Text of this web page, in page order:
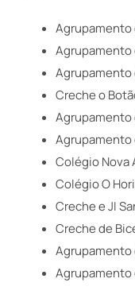
Agrupamento
Agrupamento
Agrupamento
Creche o
Agrupamento
Agrupamento
Colégio Nova
Colégio O
Creche e JI
Creche de
Agrupamento
Agrupamento